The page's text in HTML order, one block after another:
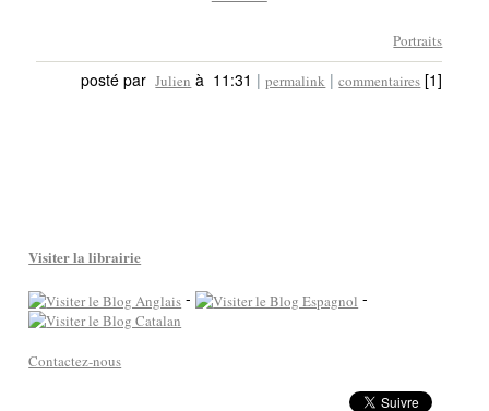
Portraits
posté par Julien à 11:31 |permalink |commentaires [1]
Visiter la librairie
- -
Contactez-nous